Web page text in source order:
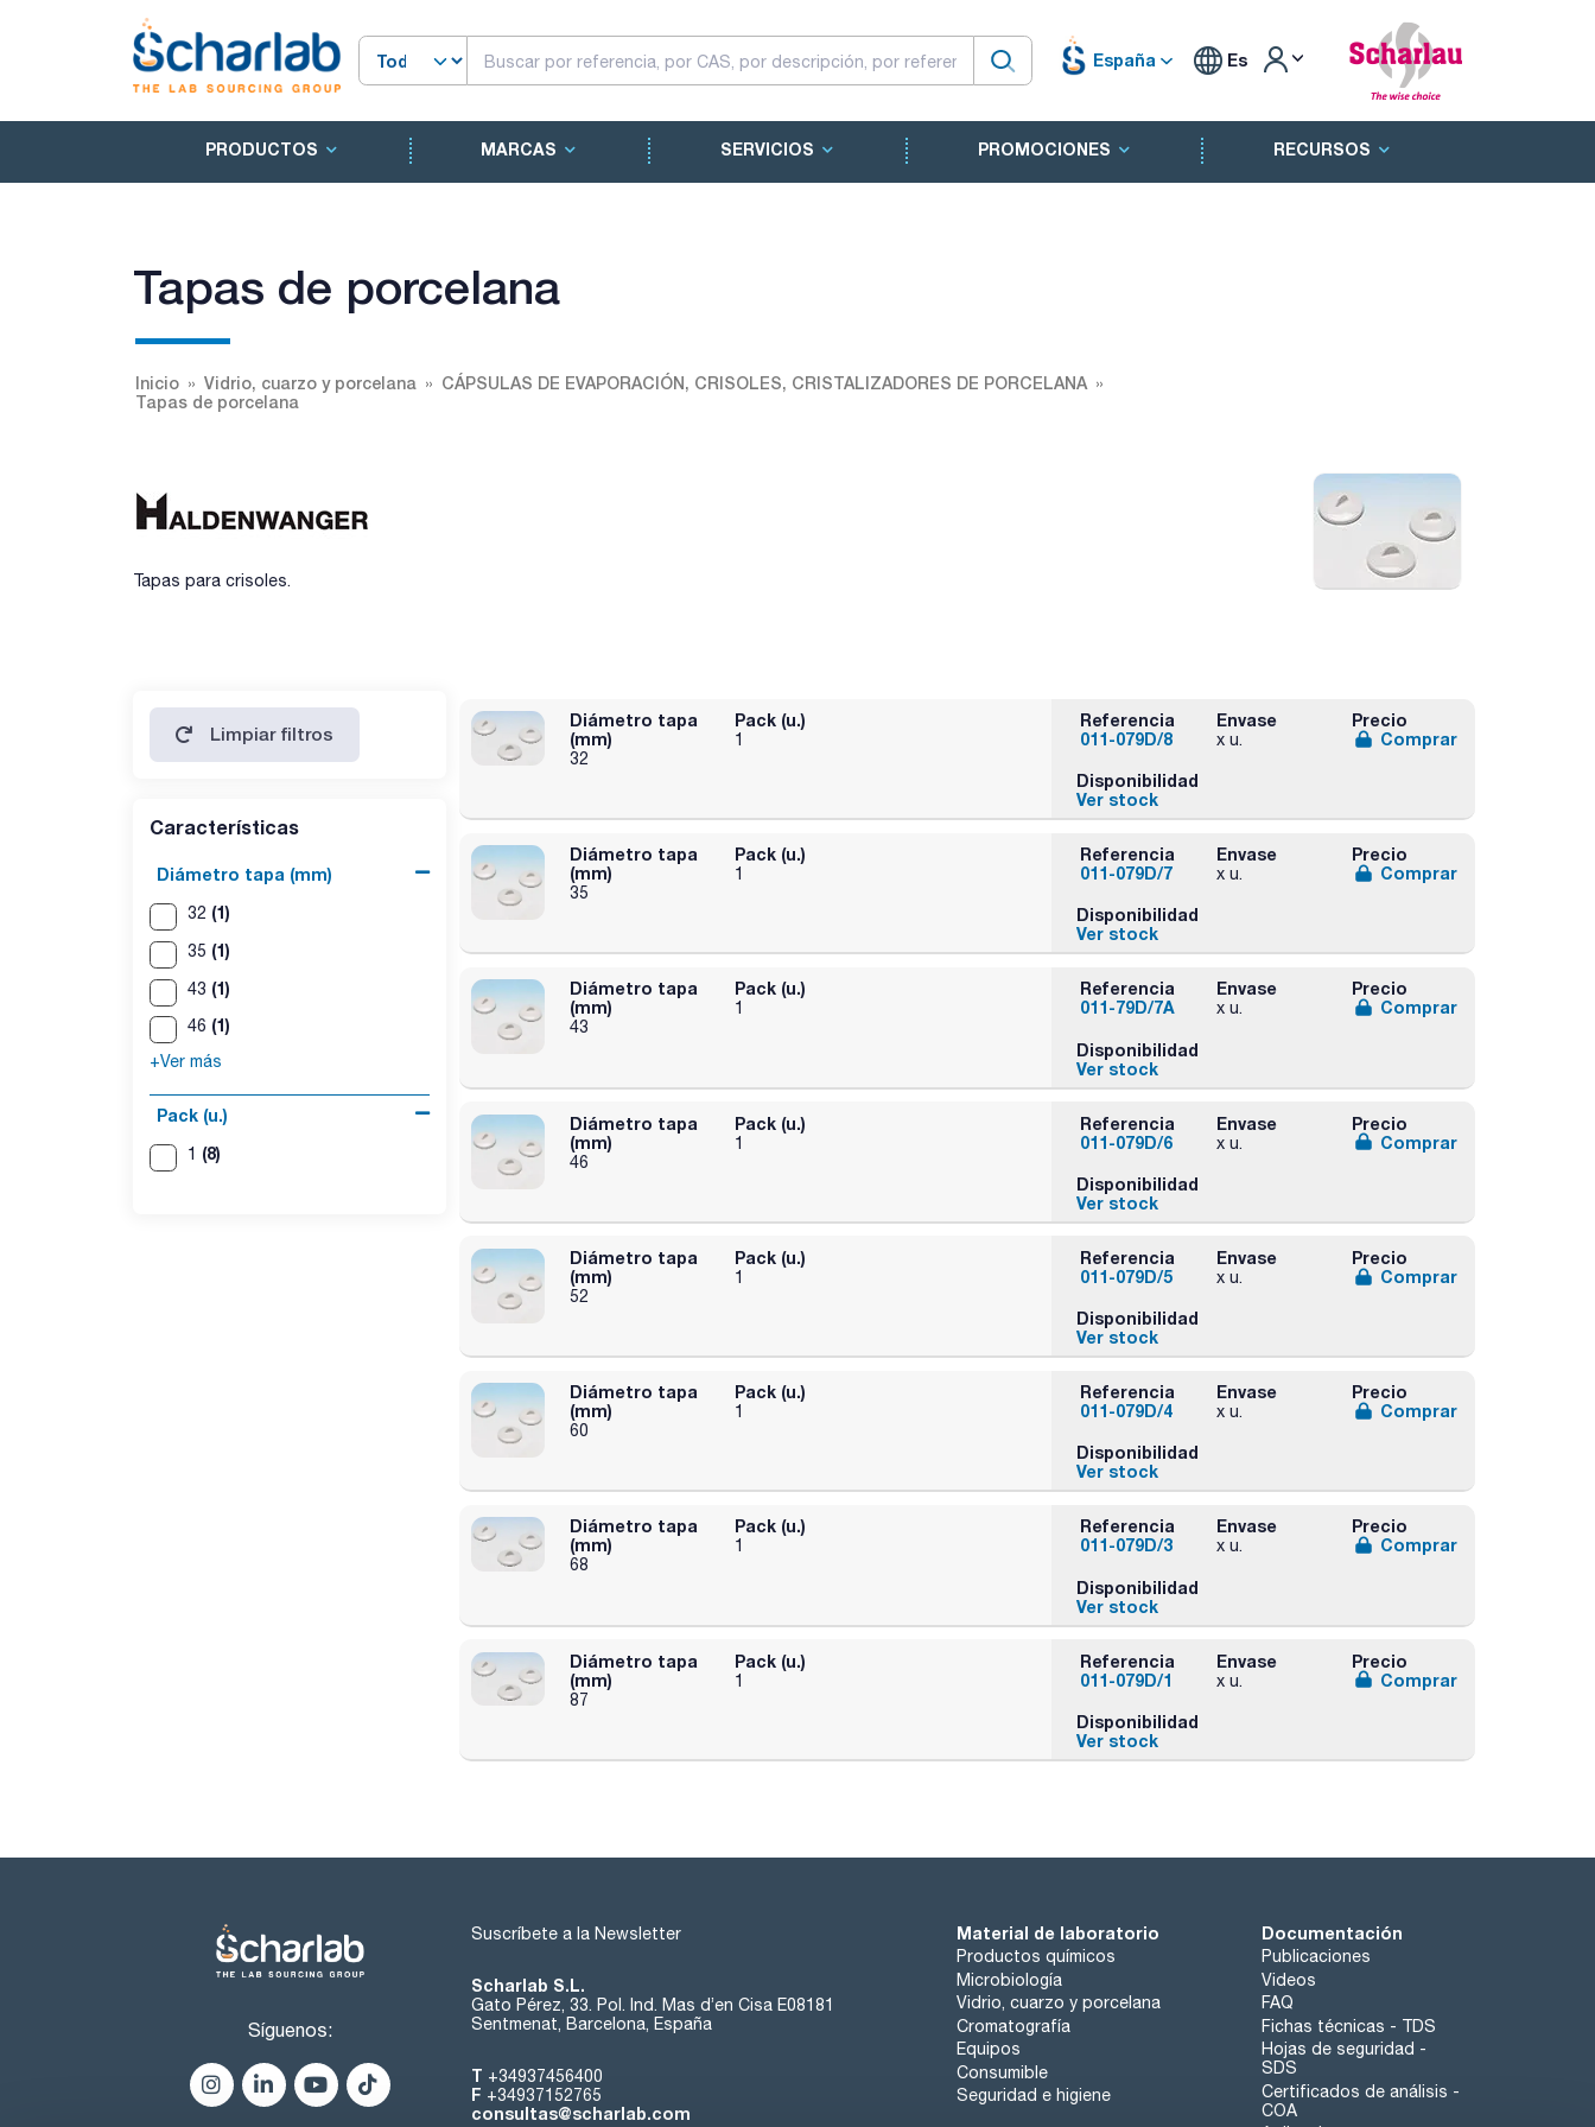
España Es
PRODUCTOS MARCAS SERVICIOS PROMOCIONES RECURSOS
Tapas de porcelana
Inicio Vidrio, cuarzo y porcelana
CÁPSULAS DE EVAPORACIÓN, CRISOLES, CRISTALIZADORES DE PORCELANA
Tapas de porcelana
Tapas para crisoles.
Limpiar filtros
Características
Diámetro tapa (mm)
32 (1)
35 (1)
43 (1)
46 (1)
+Ver más
Pack (u.)
1 (8)
Diámetro tapa
(mm)
32
Pack (u.)
1
Referencia
011-079D/8
Envase
x u.
Precio
Comprar
Disponibilidad
Ver stock
Diámetro tapa
(mm)
35
Pack (u.)
1
Referencia
011-079D/7
Envase
x u.
Precio
Comprar
Disponibilidad
Ver stock
Diámetro tapa
(mm)
43
Pack (u.)
1
Referencia
011-79D/7A
Envase
x u.
Precio
Comprar
Disponibilidad
Ver stock
Diámetro tapa
(mm)
46
Pack (u.)
1
Referencia
011-079D/6
Envase
x u.
Precio
Comprar
Disponibilidad
Ver stock
Diámetro tapa
(mm)
52
Pack (u.)
1
Referencia
011-079D/5
Envase
x u.
Precio
Comprar
Disponibilidad
Ver stock
Diámetro tapa
(mm)
60
Pack (u.)
1
Referencia
011-079D/4
Envase
x u.
Precio
Comprar
Disponibilidad
Ver stock
Diámetro tapa
(mm)
68
Pack (u.)
1
Referencia
011-079D/3
Envase
x u.
Precio
Comprar
Disponibilidad
Ver stock
Diámetro tapa
(mm)
87
Pack (u.)
1
Referencia
011-079D/1
Envase
x u.
Precio
Comprar
Disponibilidad
Ver stock
Síguenos:
Suscríbete a la Newsletter
Scharlab S.L.
Gato Pérez, 33. Pol. Ind. Mas d’en Cisa E08181
Sentmenat, Barcelona, España
T +34937456400
F +34937152765
consultas@scharlab.com
Material de laboratorio
Productos químicos
Microbiología
Vidrio, cuarzo y porcelana
Cromatografía
Equipos
Consumible
Seguridad e higiene
Documentación
Publicaciones
Videos
FAQ
Fichas técnicas - TDS
Hojas de seguridad -
SDS
Certificados de análisis -
COA